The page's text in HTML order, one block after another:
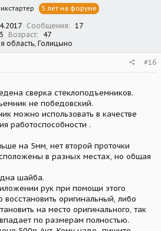
5 лет на форуме
Сообщения
17
5 Возраст
47
область, Голицыно
#16
сверка стеклоподъемников.
не победовский.
можно использовать в качестве
работоспособности .
на 5мм, нет второй проточки
в разных местах, но общая
шайба.
рук при помощи этого
оригинальный, либо
на место оригинального, так
по размерам полностью.